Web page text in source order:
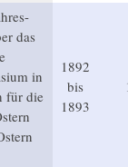
das
in
für die
1892
bis
1893